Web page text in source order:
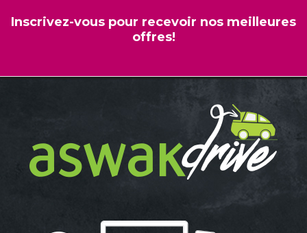
Inscrivez-vous pour recevoir nos meilleures
offres!